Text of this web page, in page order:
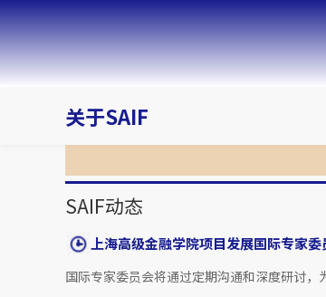
关于SAIF
SAIF动态
上海高级金融学院项目发展国际专家委
国际专家委员会将通过定期沟通和深度研讨